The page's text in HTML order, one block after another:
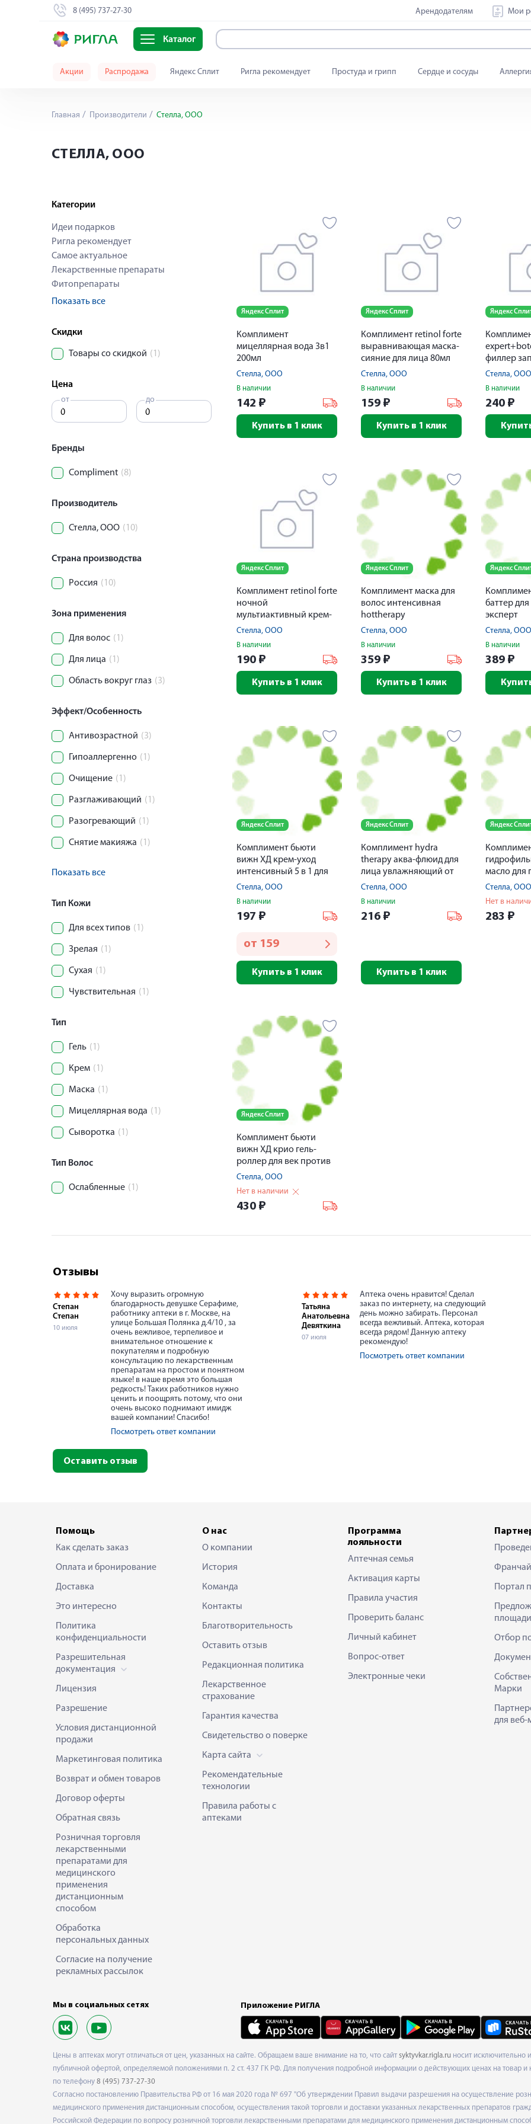
8 (495) 737-27-30 Арендодателям Мои
Каталог
Акции Распродажа Яндекс Сплит Ригла рекомендует Простуда и грипп Сердце и сосуды
Главная Производители Стелла, ООО
СТЕЛЛА, ООО
Категории
Идеи подарков
Ригла рекомендует
Самое актуальное
Лекарственные препараты
Фитопрепараты
Показать все
Скидки
Товары со скидкой (1)
Цена
от до
Бренды
Compliment (8)
Производитель
Стелла, ООО (10)
Страна производства
Россия (10)
Зона применения
Для волос (1)
Для лица (1)
Область вокруг глаз (3)
Эффект/Особенность
Антивозрастной (3)
Гипоаллергенно (1)
Очищение (1)
Разглаживающий (1)
Разогревающий (1)
Снятие макияжа (1)
Показать все
Тип Кожи
Для всех типов (1)
Зрелая (1)
Сухая (1)
Чувствительная (1)
Тип
Гель (1)
Крем (1)
Маска (1)
Мицеллярная вода (1)
Сыворотка (1)
Тип Волос
Ослабленные (1)
Яндекс Сплит
Комплимент
мицеллярная вода 3в1
200мл
Стелла, ООО
В наличии
142 ₽
Купить в 1 клик
Яндекс Сплит
Комплимент retinol forte
выравнивающая маска-
сияние для лица 80мл
Стелла, ООО
В наличии
159 ₽
Купить в 1 клик
Яндекс
филлер
для
Стелла, ООО
В наличии
240 ₽
Яндекс Сплит
Комплимент retinol forte
ночной
мультиактивный крем-
баланс для лица, шеи и
Стелла, ООО
В наличии
190 ₽
Купить в 1 клик
Яндекс Сплит
Комплимент маска для
волос интенсивная
hottherapy
профилактика
термоэффектом 500мл
Стелла, ООО
В наличии
359 ₽
Купить в 1 клик
Яндекс
баттер
эксперт
Стелла, ООО
В наличии
389 ₽
Яндекс Сплит
Комплимент бьюти
вижн ХД крем-уход
интенсивный 5 в 1 для
кожи вокруг глаз 25мл
Стелла, ООО
В наличии
197 ₽
от 159
Купить в 1 клик
Яндекс Сплит
Комплимент hydra
therapy аква-флюид для
лица увлажняющий от
морщин 50мл
Стелла, ООО
В наличии
216 ₽
Купить в 1 клик
Яндекс
масло для
очищения
Стелла, ООО
Нет в
283 ₽
Яндекс Сплит
Комплимент бьюти
вижн ХД крио гель-
роллер для век против
темных кругов и
Стелла, ООО
Нет в наличии
430 ₽
Отзывы
Степан
Степан
10 июля
Хочу выразить огромную
благодарность девушке Серафиме,
работнику аптеки в г. Москве, на
улице Большая Полянка д.4/10 , за
очень вежливое, терпеливое и
внимательное отношение к
покупателям и подробную
консультацию по лекарственным
препаратам на простом и понятном
языке! в наше время это большая
редкость! Таких работников нужно
ценить и поощрять потому, что они
очень высоко поднимают имидж
вашей компании! Спасибо!
Посмотреть ответ компании
Татьяна
Анатольевна
Девяткина
07 июля
Аптека очень нравится! Сделал
заказ по интернету, на следующий
день можно забирать. Персонал
всегда вежливый. Аптека, которая
всегда рядом! Данную аптеку
рекомендую!
Посмотреть ответ компании
Оставить отзыв
Помощь
Как сделать заказ
Оплата и бронирование
Доставка
Это интересно
Политика
конфиденциальности
Разрешительная
документация
Лицензия
Разрешение
Условия дистанционной
продажи
Маркетинговая политика
Возврат и обмен товаров
Договор оферты
Обратная связь
Розничная торговля
лекарственными
препаратами для
медицинского
применения
дистанционным
способом
Обработка
персональных данных
Согласие на получение
рекламных рассылок
О нас
О компании
История
Команда
Контакты
Благотворительность
Оставить отзыв
Редакционная политика
Лекарственное
страхование
Гарантия качества
Свидетельство о поверке
Карта сайта
Рекомендательные
технологии
Правила работы с
аптеками
Программа
лояльности
Аптечная семья
Активация карты
Правила участия
Проверить баланс
Личный кабинет
Вопрос-ответ
Электронные чеки
Портал
Отбор
Марки
для веб-
Мы в социальных сетях Приложение РИГЛА
Цены в аптеках могут отличаться от цен, указанных на сайте. Обращаем ваше внимание на то, что сайт syktyvkar.rigla.ru носит исключительно
публичной офертой, определяемой положениями п. 2 ст. 437 ГК РФ. Для получения подробной информации о действующих ценах на товар и
по телефону 8 (495) 737-27-30
Согласно постановлению Правительства РФ от 16 мая 2020 года № 697 "Об утверждении Правил выдачи разрешения на осуществление
медицинского применения дистанционным способом, осуществления такой торговли и доставки указанных лекарственных препаратов
Российской Федерации по вопросу розничной торговли лекарственными препаратами для медицинского применения дистанционным